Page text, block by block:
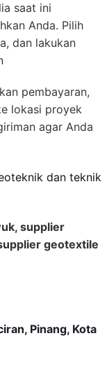
saat ini
Anda. Pilih
dan lakukan
pembayaran,
lokasi proyek
agar Anda
dan teknik
supplier
geotextile
Pinang, Kota